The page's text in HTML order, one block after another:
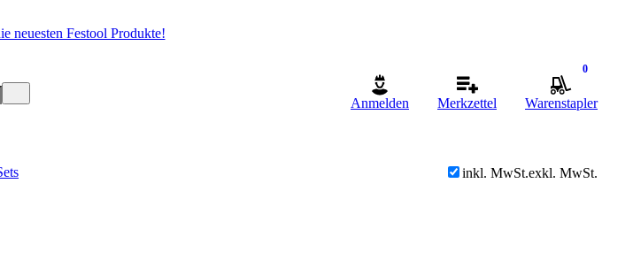
neuesten Festool Produkte!
Anmelden Merkzettel
0
Warenstapler
inkl. MwSt.exkl. MwSt.